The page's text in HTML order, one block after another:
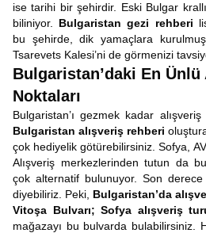
ise tarihi bir şehirdir. Eski Bulgar
biliniyor. Bulgaristan gezi rehberi
bu şehirde, dik yamaçlara
Tsarevets Kalesi’ni de görmenizi
Bulgaristan’daki En Ünlü
Noktaları
Bulgaristan’ı gezmek kadar
Bulgaristan alışveriş rehberi
çok hediyelik götürebilirsiniz. Sofya,
Alışveriş merkezlerinden tutun da
çok alternatif bulunuyor. Son
diyebiliriz. Peki, Bulgaristan’da
Vitoşa Bulvarı; Sofya alışveriş
mağazayı bu bulvarda bulabilirsiniz.